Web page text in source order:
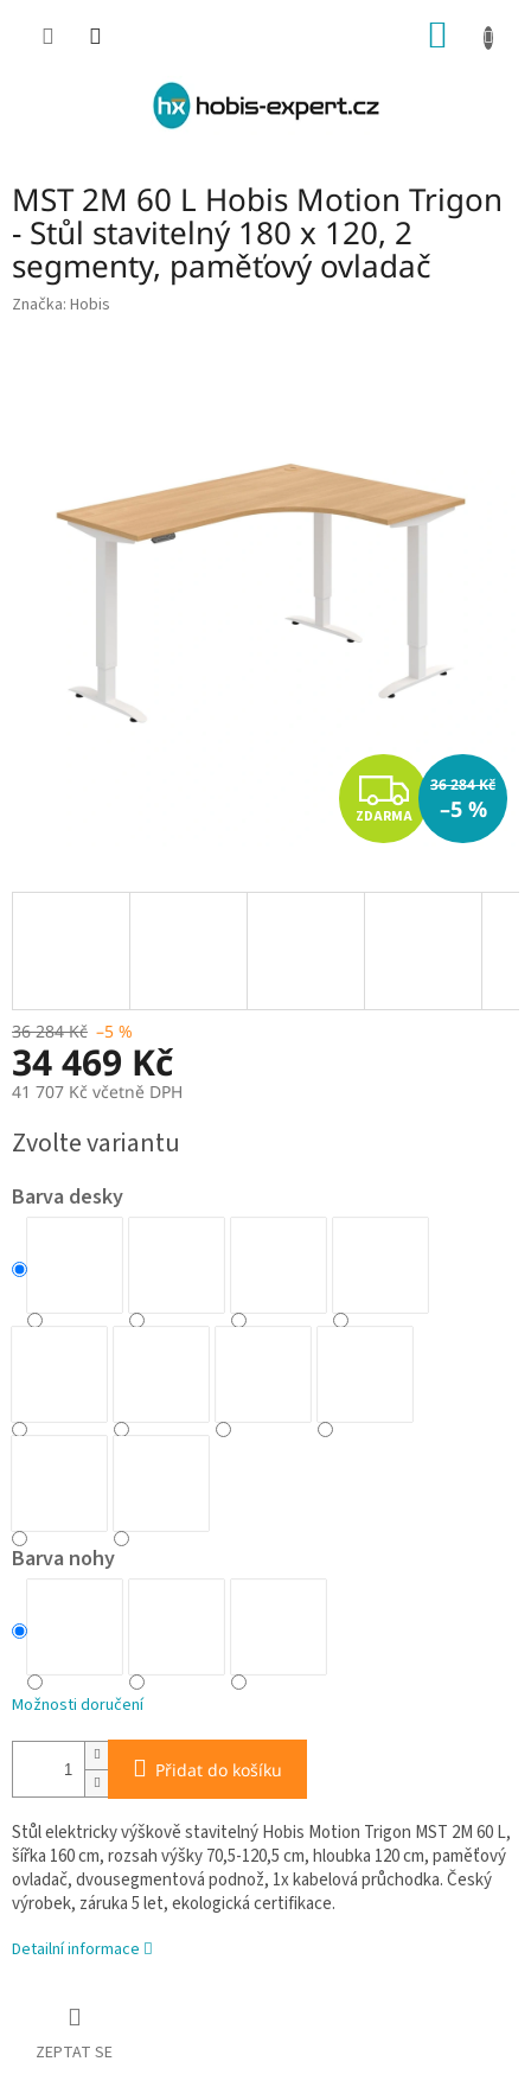
MST 2M 60 L Hobis Motion Trigon
- Stůl stavitelný 180 x 120, 2
segmenty, paměťový ovladač
Značka: Hobis
Z
D
A
ZDARMA
36 284 Kč
–5 %
36 284 Kč –5 %
34 469 Kč
41 707 Kč včetně DPH
cena:
Zvolte variantu
Barva desky
Barva nohy
Možnosti doručení
Přidat do košíku
Stůl elektricky výškově stavitelný Hobis Motion Trigon MST 2M 60 L,
šířka 160 cm, rozsah výšky 70,5-120,5 cm, hloubka 120 cm, paměťový
ovladač, dvousegmentová podnož, 1x kabelová průchodka. Český
výrobek, záruka 5 let, ekologická certifikace.
Detailní informace
ZEPTAT SE